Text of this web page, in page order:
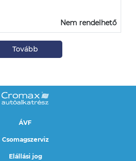
Nem rendelhető
Tovább
ÁVF
Csomagszerviz
Elállási jog